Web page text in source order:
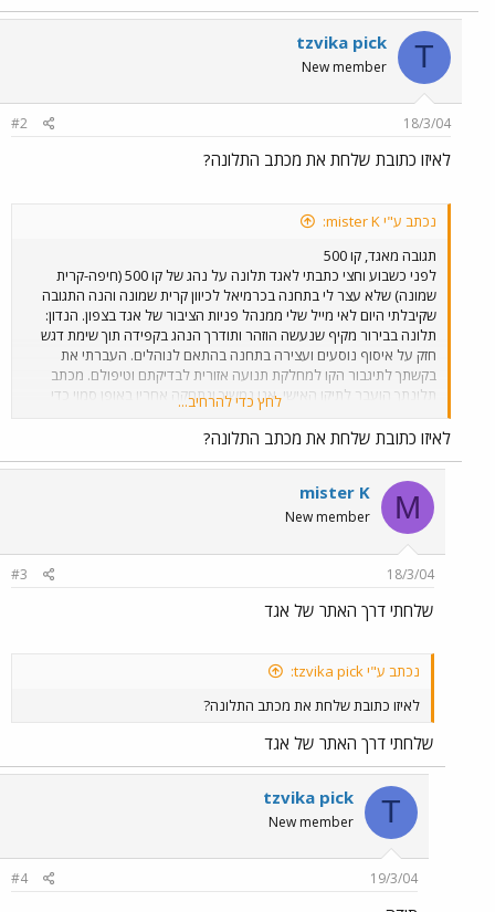
T
tzvika pick
New member
18/3/04
#2
לאיזו כתובת שלחת את מכתב התלונה?
נכתב ע"י mister K:
תגובה מאגד, קו 500
לפני כשבוע וחצי כתבתי לאגד תלונה על נהג של קו 500 (חיפה-קרית
שמונה) שלא עצר לי בתחנה בכרמיאל לכיוון קרית שמונה והנה התגובה
שקיבלתי היום לאי מייל שלי ממנהל פניות הציבור של אגד בצפון. הנדון:
תלונה בבירור מקיף שנעשה הוזהר ותודרך הנהג בקפידה תוך שימת דגש
חזק על איסוף נוסעים ועצירה בתחנה בהתאם לנוהלים. העברתי את
בקשתך לתיגבור הקו למחלקת תנועה אזורית לבדיקתם וטיפולם. מכתב
תלונתך הועבר לתיקו האישי. אנו נמשיך ונתחקה אחריו באופן סמוי כדי
לוודא שהאירוע הינו חד פעמי. קבל את התנצלותנו הכנה בגין האירוע.
בברכה, אייל יחיאל מנהל פניות הציבור צפון יש לציין שאגד ממש הפתיעו
אקספרס" למשל או "סופרבוס" או ממוניות השירות למיניהן, גם החוקיות
(בהקשר לשירשור אחר פה). אין ספק שאגד (יחד עם דן) היא מפעיל
התחבורה הציבורית הטוב ביותר, המקצועי ביותר והרציני ביותר בישראל
והיחידים שיודעים מה זה באמת תחבורה ציבורית! אגב, היום במקרה נסעתי
שוב בקו 500 וגם בנסיעה של אותה השעה (רק שהפעם נסעתי מחיפה עד
כרמיאל). אני לא יודע אם יש קשר לתלונה שלי או לא אבל היום היה על
מרצדס O404).
לחץ כדי להרחיב...
לאיזו כתובת שלחת את מכתב התלונה?
M
mister K
New member
18/3/04
#3
שלחתי דרך האתר של אגד
נכתב ע"י tzvika pick:
לאיזו כתובת שלחת את מכתב התלונה?
שלחתי דרך האתר של אגד
T
tzvika pick
New member
19/3/04
#4